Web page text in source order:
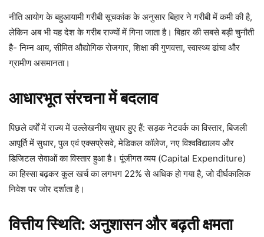
नीति आयोग के बहुआयामी गरीबी सूचकांक के अनुसार बिहार ने गरीबी में कमी की है,
लेकिन अब भी यह देश के गरीब राज्यों में गिना जाता है। बिहार की सबसे बड़ी चुनौती
है- निम्न आय, सीमित औद्योगिक रोजगार, शिक्षा की गुणवत्ता, स्वास्थ्य ढांचा और
ग्रामीण असमानता।
आधारभूत संरचना में बदलाव
पिछले वर्षों में राज्य में उल्लेखनीय सुधार हुए हैं: सड़क नेटवर्क का विस्तार, बिजली
आपूर्ति में सुधार, पुल एवं एक्सप्रेसवे, मेडिकल कॉलेज, नए विश्वविद्यालय और
डिजिटल सेवाओं का विस्तार हुआ है। पूंजीगत व्यय (Capital Expenditure)
का हिस्सा बढ़कर कुल खर्च का लगभग 22% से अधिक हो गया है, जो दीर्घकालिक
निवेश पर जोर दर्शाता है।
वित्तीय स्थिति: अनुशासन और बढ़ती क्षमता